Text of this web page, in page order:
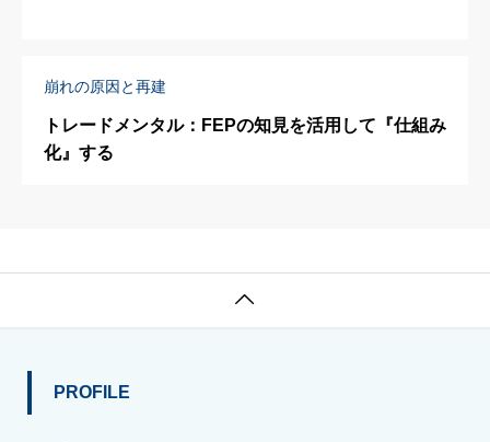
崩れの原因と再建
トレードメンタル：FEPの知見を活用して『仕組み
化』する

PROFILE